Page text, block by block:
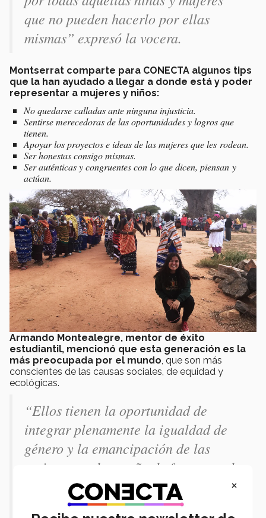
que no pueden hacerlo por ellas
mismas” expresó la vocera.
Montserrat comparte para CONECTA algunos tips
que la han ayudado a llegar a donde está y poder
representar a mujeres y niños:
No quedarse calladas ante ninguna injusticia.
Sentirse merecedoras de las oportunidades y logros que
tienen.
Apoyar los proyectos e ideas de las mujeres que les rodean.
Ser honestas consigo mismas.
Ser auténticas y congruentes con lo que dicen, piensan y
actúan.
Armando Montealegre, mentor de éxito
estudiantil, mencionó que esta generación es la
más preocupada por el mundo , que son más
conscientes de las causas sociales, de equidad y
ecológicas.
“Ellos tienen la oportunidad de
integrar plenamente la igualdad de
género y la emancipación de las
mujeres en el empeño de fomentar el
desarrollo sostenible y la lucha contra
el cambio climático” expresó
×